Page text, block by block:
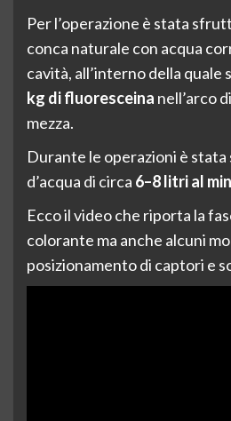
Per l’operazione è stata
conca naturale con acqua
cavità, all’interno della quale
kg di fluoresceina nell’arco
mezza.
Durante le operazioni è
d’acqua di circa 6–8 litri al
Ecco il video che riporta la
colorante ma anche alcuni
posizionamento di captori e